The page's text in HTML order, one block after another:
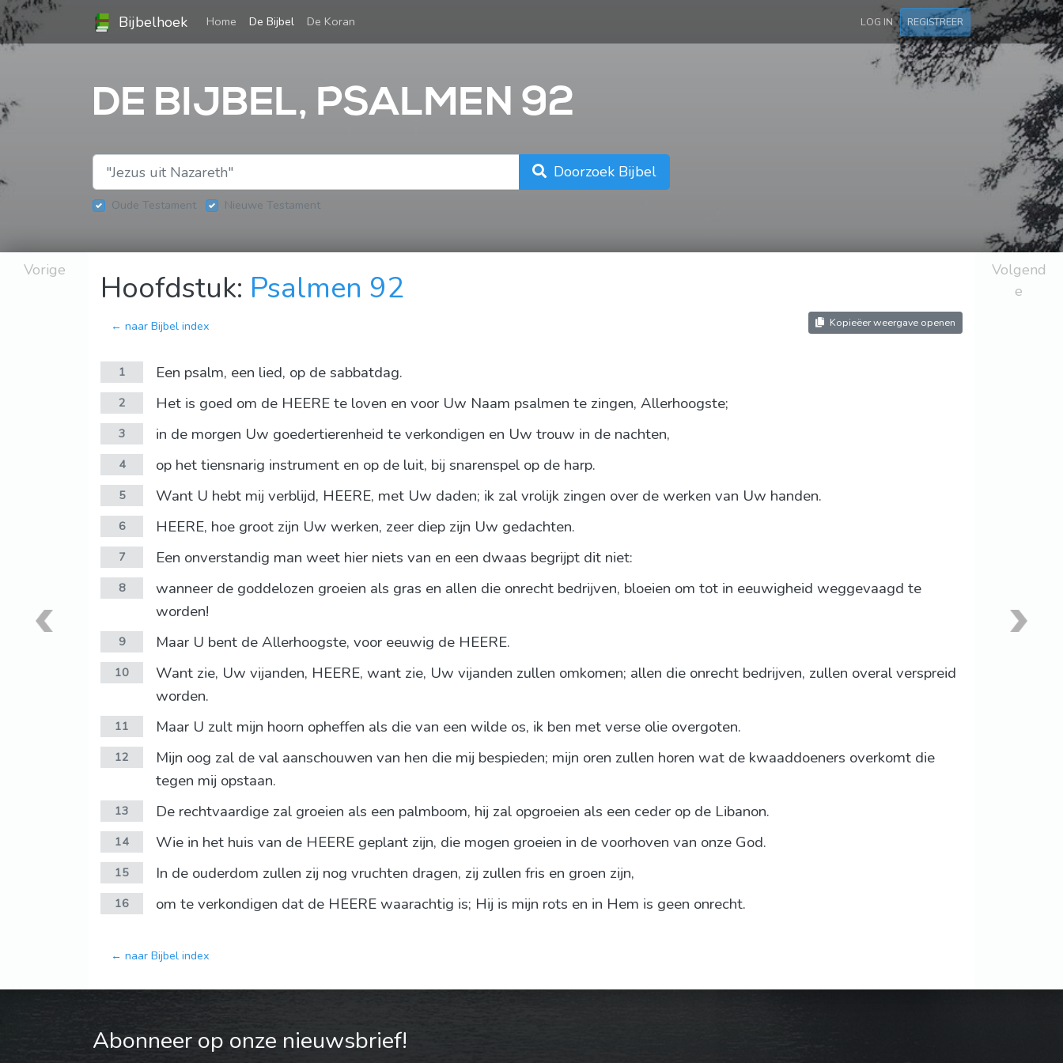
Bijbelhoek Home (current)
De Bijbel De Koran LOG IN REGISTREER
DE BIJBEL, PSALMEN 92
Doorzoek Bijbel
Oude Testament Nieuwe Testament
Vorige Hoofdstuk: Psalmen 92
← naar Bijbel index Kopieëer weergave openen
1 Een psalm, een lied, op de sabbatdag.
2 Het is goed om de HEERE te loven en voor Uw Naam psalmen te zingen, Allerhoogste;
3 in de morgen Uw goedertierenheid te verkondigen en Uw trouw in de nachten,
4 op het tiensnarig instrument en op de luit, bij snarenspel op de harp.
5 Want U hebt mij verblijd, HEERE, met Uw daden; ik zal vrolijk zingen over de werken van Uw handen.
6 HEERE, hoe groot zijn Uw werken, zeer diep zijn Uw gedachten.
7 Een onverstandig man weet hier niets van en een dwaas begrijpt dit niet:
8
wanneer de goddelozen groeien als gras en allen die onrecht bedrijven, bloeien om tot in eeuwigheid weggevaagd te
worden!
9 Maar U bent de Allerhoogste, voor eeuwig de HEERE.
10
Want zie, Uw vijanden, HEERE, want zie, Uw vijanden zullen omkomen; allen die onrecht bedrijven, zullen overal verspreid
worden.
11 Maar U zult mijn hoorn opheffen als die van een wilde os, ik ben met verse olie overgoten.
12
Mijn oog zal de val aanschouwen van hen die mij bespieden; mijn oren zullen horen wat de kwaaddoeners overkomt die
tegen mij opstaan.
13 De rechtvaardige zal groeien als een palmboom, hij zal opgroeien als een ceder op de Libanon.
14 Wie in het huis van de HEERE geplant zijn, die mogen groeien in de voorhoven van onze God.
15 In de ouderdom zullen zij nog vruchten dragen, zij zullen fris en groen zijn,
16 om te verkondigen dat de HEERE waarachtig is; Hij is mijn rots en in Hem is geen onrecht.
← naar Bijbel index
Volgend
e
Abonneer op onze nieuwsbrief!